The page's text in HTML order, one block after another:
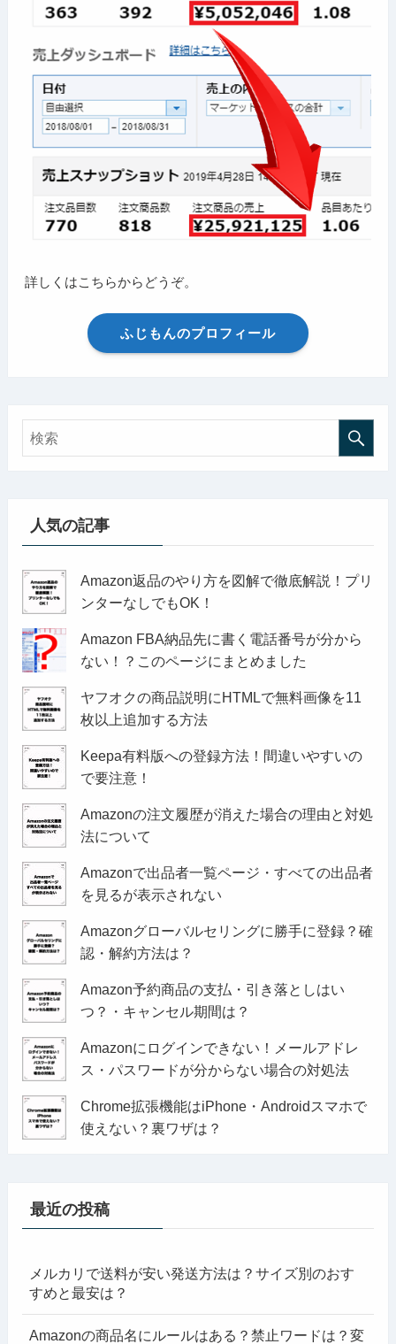
詳しくはこちらからどうぞ。
ふじもんのプロフィール
人気の記事
Amazon返品のやり方を図解で徹底解説！プリ
ンターなしでもOK！
Amazon FBA納品先に書く電話番号が分から
ない！？このページにまとめました
ヤフオクの商品説明にHTMLで無料画像を11
枚以上追加する方法
Keepa有料版への登録方法！間違いやすいの
で要注意！
Amazonの注文履歴が消えた場合の理由と対処
法について
Amazonで出品者一覧ページ・すべての出品者
を見るが表示されない
Amazonグローバルセリングに勝手に登録？確
認・解約方法は？
Amazon予約商品の支払・引き落としはい
つ？・キャンセル期間は？
Amazonにログインできない！メールアドレ
ス・パスワードが分からない場合の対処法
Chrome拡張機能はiPhone・Androidスマホで
使えない？裏ワザは？
最近の投稿
メルカリで送料が安い発送方法は？サイズ別のおす
すめと最安は？
Amazonの商品名にルールはある？禁止ワードは？変